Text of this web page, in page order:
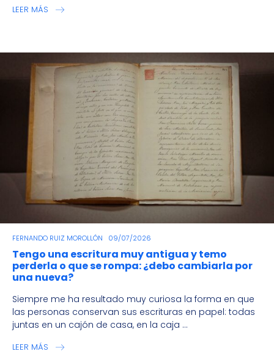
LEER MÁS
FERNANDO RUIZ MOROLLÓN 09/07/2026
Tengo una escritura muy antigua y temo
perderla o que se rompa: ¿debo cambiarla por
una nueva?
Siempre me ha resultado muy curiosa la forma en que
las personas conservan sus escrituras en papel: todas
juntas en un cajón de casa, en la caja ...
LEER MÁS